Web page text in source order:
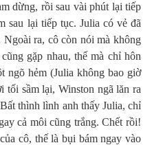
dừng, rồi sau vài phút lại tiếp
sau lại tiếp tục. Julia có vẻ đã
ra, cô còn nói mà không
gặp nhau, thế mà chỉ hôn
ngõ hẻm (Julia không bao giờ
tối sầm lại, Winston ngã lăn ra
thình lình anh thấy Julia, chỉ
cả môi cũng trắng. Chết rồi!
cô, thế là bụi bám ngay vào